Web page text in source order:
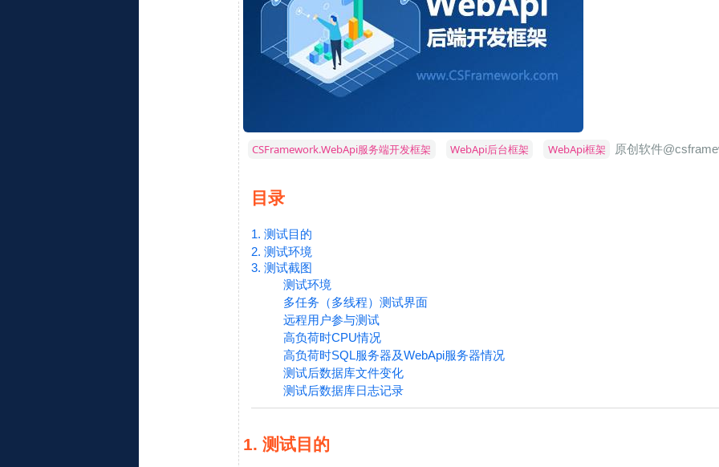
CSFramework.WebApi服务端开发框架 WebApi后台框架 WebApi框架 原创软件
目录
1. 测试目的
2. 测试环境
3. 测试截图
测试环境
多任务（多线程）测试界面
远程用户参与测试
高负荷时CPU情况
高负荷时SQL服务器及WebApi服务器情况
测试后数据库文件变化
测试后数据库日志记录
1. 测试目的